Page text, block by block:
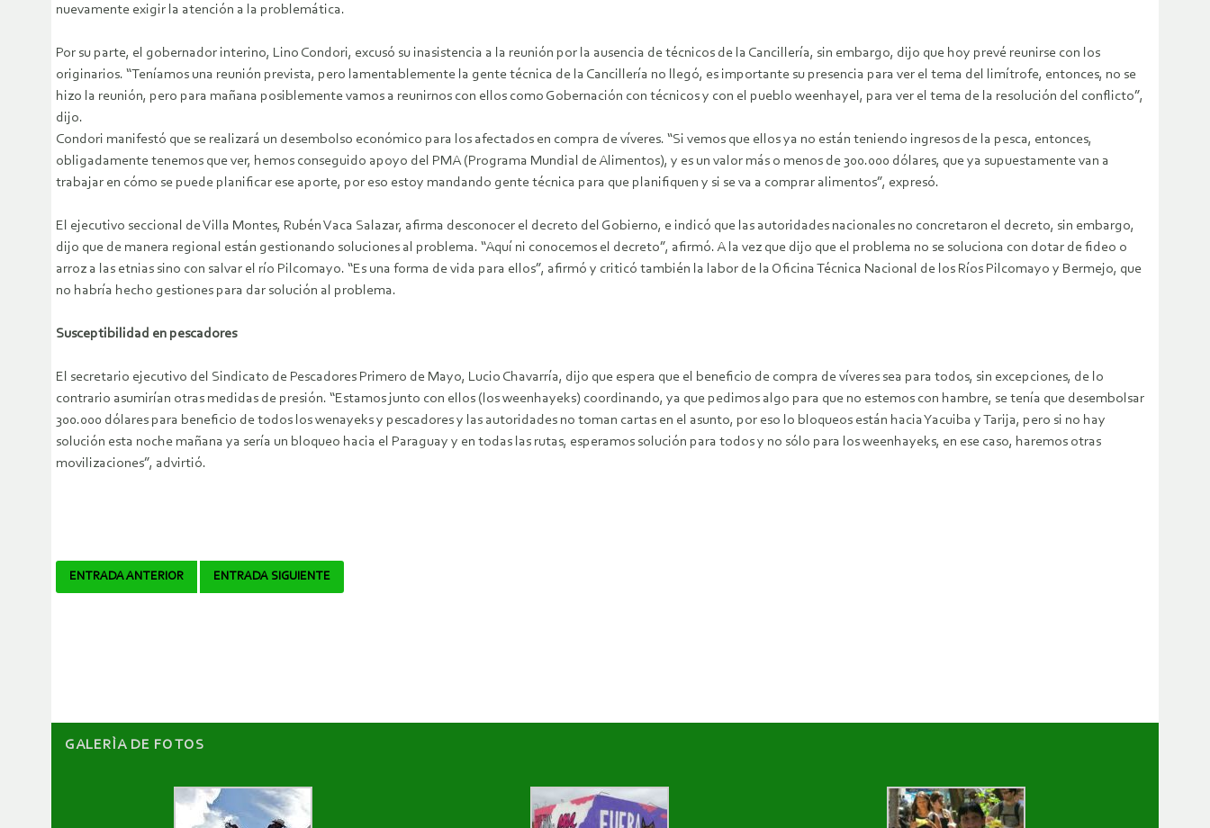
nuevamente exigir la atención a la problemática.
Por su parte, el gobernador interino, Lino Condori, excusó su inasistencia a la reunión por la ausencia de técnicos de la Cancillería, sin embargo, dijo que hoy prevé reunirse con los
originarios. “Teníamos una reunión prevista, pero lamentablemente la gente técnica de la Cancillería no llegó, es importante su presencia para ver el tema del limítrofe, entonces, no se
hizo la reunión, pero para mañana posiblemente vamos a reunirnos con ellos como Gobernación con técnicos y con el pueblo weenhayel, para ver el tema de la resolución del conflicto”,
dijo.
Condori manifestó que se realizará un desembolso económico para los afectados en compra de víveres. “Si vemos que ellos ya no están teniendo ingresos de la pesca, entonces,
obligadamente tenemos que ver, hemos conseguido apoyo del PMA (Programa Mundial de Alimentos), y es un valor más o menos de 300.000 dólares, que ya supuestamente van a
trabajar en cómo se puede planificar ese aporte, por eso estoy mandando gente técnica para que planifiquen y si se va a comprar alimentos”, expresó.
El ejecutivo seccional de Villa Montes, Rubén Vaca Salazar, afirma desconocer el decreto del Gobierno, e indicó que las autoridades nacionales no concretaron el decreto, sin embargo,
dijo que de manera regional están gestionando soluciones al problema. “Aquí ni conocemos el decreto”, afirmó. A la vez que dijo que el problema no se soluciona con dotar de fideo o
arroz a las etnias sino con salvar el río Pilcomayo. “Es una forma de vida para ellos”, afirmó y criticó también la labor de la Oficina Técnica Nacional de los Ríos Pilcomayo y Bermejo, que
no habría hecho gestiones para dar solución al problema.
Susceptibilidad en pescadores
El secretario ejecutivo del Sindicato de Pescadores Primero de Mayo, Lucio Chavarría, dijo que espera que el beneficio de compra de víveres sea para todos, sin excepciones, de lo
contrario asumirían otras medidas de presión. “Estamos junto con ellos (los weenhayeks) coordinando, ya que pedimos algo para que no estemos con hambre, se tenía que desembolsar
300.000 dólares para beneficio de todos los wenayeks y pescadores y las autoridades no toman cartas en el asunto, por eso lo bloqueos están hacia Yacuiba y Tarija, pero si no hay
solución esta noche mañana ya sería un bloqueo hacia el Paraguay y en todas las rutas, esperamos solución para todos y no sólo para los weenhayeks, en ese caso, haremos otras
movilizaciones”, advirtió.
Navegador
ENTRADA ANTERIOR ENTRADA SIGUIENTE
GALERÌA DE FOTOS